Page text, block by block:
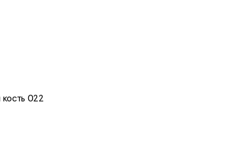
кость 022